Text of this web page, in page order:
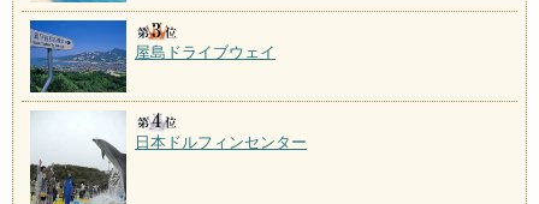
屋島ドライブウェイ
日本ドルフィンセンター